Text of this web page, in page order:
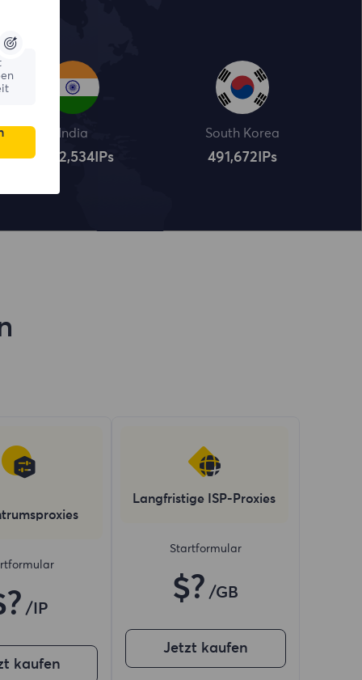
India
4,322,534 IPs
South Korea
491,672 IPs
/IP
kaufen
Langfristige ISP-Proxies
Startformular
$? /GB
Jetzt kaufen